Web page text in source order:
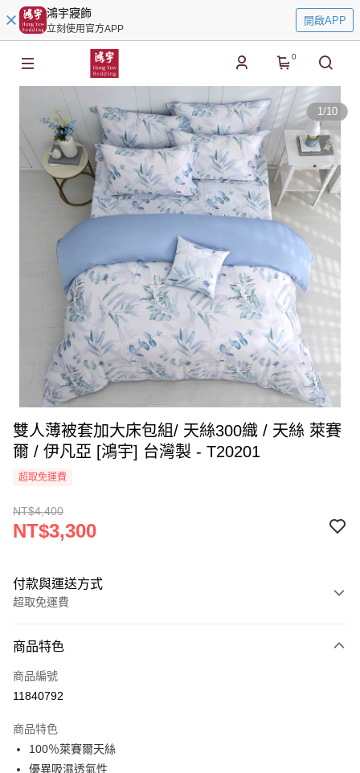
鴻宇寢飾
立刻使用官方APP
開啟APP
0
1/10
雙人薄被套加大床包組/ 天絲300織 / 天絲 萊賽
爾 / 伊凡亞 [鴻宇] 台灣製 - T20201
超取免運費
NT$4,400
NT$3,300
付款與運送方式
超取免運費
信用卡一次付款
超商取貨付款
Apple Pay
商品特色
商品編號
11840792
商品特色
100％萊賽爾天絲
優異吸濕透氣性